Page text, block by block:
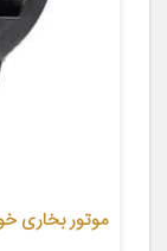
موتور بخاری خودرو والئو کد